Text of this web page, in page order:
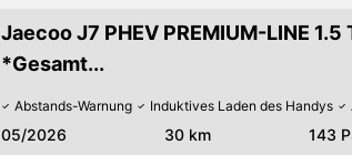
Jaecoo J7 PHEV PREMIUM-LINE 1.5
*Gesamt...
Abstands-Warnung Induktives Laden des Handys
05/2026 30 km 143